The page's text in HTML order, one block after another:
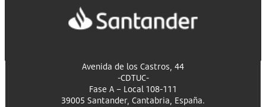
Avenida de los Castros, 44
-CDTUC-
Fase A – Local 108-111
39005 Santander, Cantabria, España.